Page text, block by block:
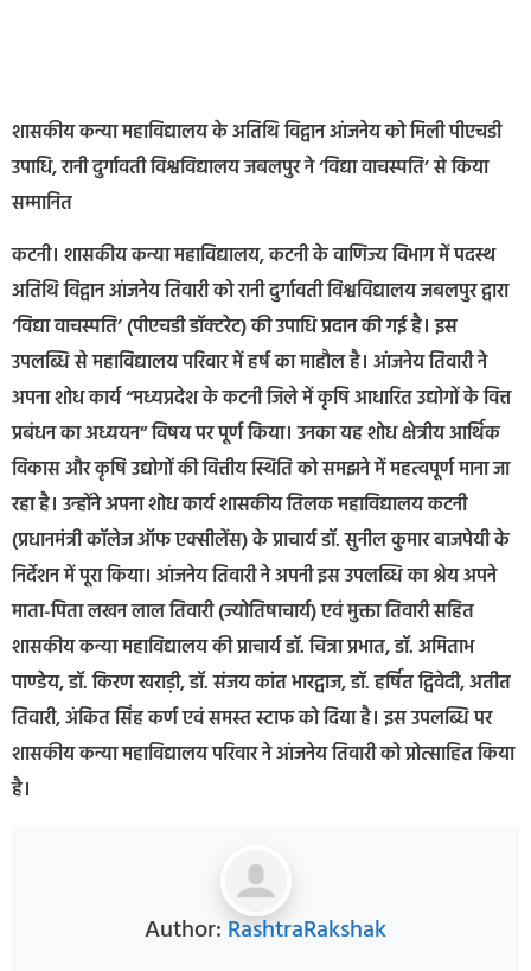
शासकीय कन्या महाविद्यालय के अतिथि विद्वान आंजनेय को मिली पीएचडी
उपाधि, रानी दुर्गावती विश्वविद्यालय जबलपुर ने ‘विद्या वाचस्पति’ से किया
सम्मानित
कटनी। शासकीय कन्या महाविद्यालय, कटनी के वाणिज्य विभाग में पदस्थ
अतिथि विद्वान आंजनेय तिवारी को रानी दुर्गावती विश्वविद्यालय जबलपुर द्वारा
‘विद्या वाचस्पति’ (पीएचडी डॉक्टरेट) की उपाधि प्रदान की गई है। इस
उपलब्धि से महाविद्यालय परिवार में हर्ष का माहौल है। आंजनेय तिवारी ने
अपना शोध कार्य “मध्यप्रदेश के कटनी जिले में कृषि आधारित उद्योगों के वित्त
प्रबंधन का अध्ययन” विषय पर पूर्ण किया। उनका यह शोध क्षेत्रीय आर्थिक
विकास और कृषि उद्योगों की वित्तीय स्थिति को समझने में महत्वपूर्ण माना जा
रहा है। उन्होंने अपना शोध कार्य शासकीय तिलक महाविद्यालय कटनी
(प्रधानमंत्री कॉलेज ऑफ एक्सीलेंस) के प्राचार्य डॉ. सुनील कुमार बाजपेयी के
निर्देशन में पूरा किया। आंजनेय तिवारी ने अपनी इस उपलब्धि का श्रेय अपने
माता-पिता लखन लाल तिवारी (ज्योतिषाचार्य) एवं मुक्ता तिवारी सहित
शासकीय कन्या महाविद्यालय की प्राचार्य डॉ. चित्रा प्रभात, डॉ. अमिताभ
पाण्डेय, डॉ. किरण खराड़ी, डॉ. संजय कांत भारद्वाज, डॉ. हर्षित द्विवेदी, अतीत
तिवारी, अंकित सिंह कर्ण एवं समस्त स्टाफ को दिया है। इस उपलब्धि पर
शासकीय कन्या महाविद्यालय परिवार ने आंजनेय तिवारी को प्रोत्साहित किया
है।
Author: RashtraRakshak